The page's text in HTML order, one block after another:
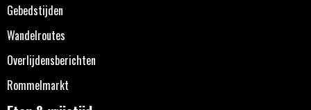
Gebedstijden
Wandelroutes
Overlijdensberichten
Rommelmarkt